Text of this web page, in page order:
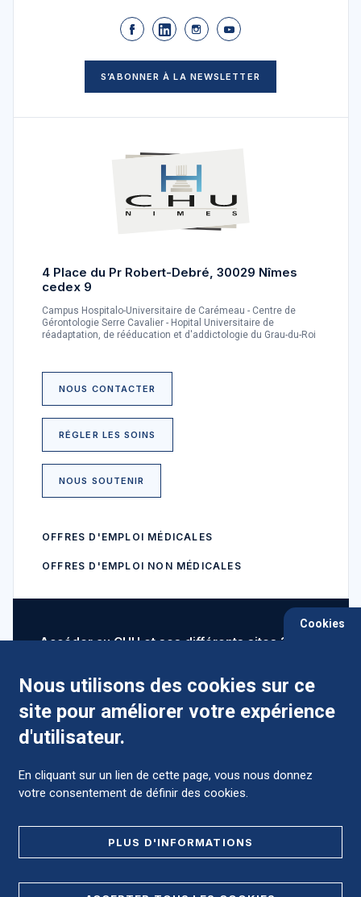
S’ABONNER À LA NEWSLETTER
4 Place du Pr Robert-Debré, 30029 Nîmes
cedex 9
Campus Hospitalo-Universitaire de Carémeau - Centre de
Gérontologie Serre Cavalier - Hopital Universitaire de
réadaptation, de rééducation et d'addictologie du Grau-du-Roi
NOUS CONTACTER
RÉGLER LES SOINS
NOUS SOUTENIR
OFFRES D'EMPLOI MÉDICALES
OFFRES D'EMPLOI NON MÉDICALES
Accéder au CHU et ses différents sites ?
Comment préparer mon hospitalisation ?
Cookies
Nous utilisons des cookies sur ce
site pour améliorer votre expérience
d'utilisateur.
En cliquant sur un lien de cette page, vous nous donnez
votre consentement de définir des cookies.
PLUS D'INFORMATIONS